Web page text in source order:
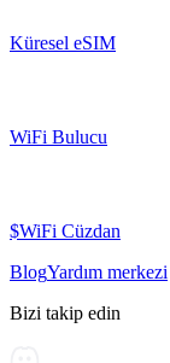
Küresel eSIM
WiFi Bulucu
$WiFi Cüzdan
BlogYardım merkezi
Bizi takip edin